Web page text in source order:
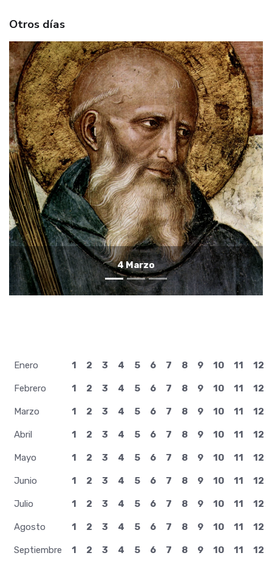
Otros días
3 Marzo
Enero 1 2 3 4 5 6 7 8 9 10 11 12
Febrero 1 2 3 4 5 6 7 8 9 10 11 12
Marzo 1 2 3 4 5 6 7 8 9 10 11 12
Abril 1 2 3 4 5 6 7 8 9 10 11 12
Mayo 1 2 3 4 5 6 7 8 9 10 11 12
Junio 1 2 3 4 5 6 7 8 9 10 11 12
Julio 1 2 3 4 5 6 7 8 9 10 11 12
Agosto 1 2 3 4 5 6 7 8 9 10 11 12
Septiembre 1 2 3 4 5 6 7 8 9 10 11 12